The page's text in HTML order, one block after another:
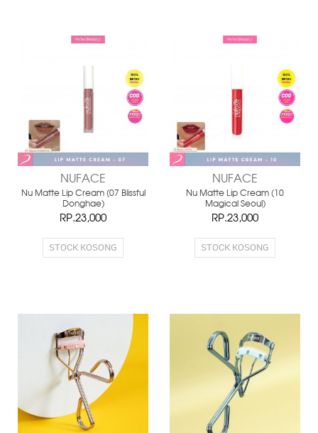
NUFACE
Nu Matte Lip Cream (07 Blissful
Donghae)
RP.23,000
STOCK KOSONG
NUFACE
Nu Matte Lip Cream (10
Magical Seoul)
RP.23,000
STOCK KOSONG